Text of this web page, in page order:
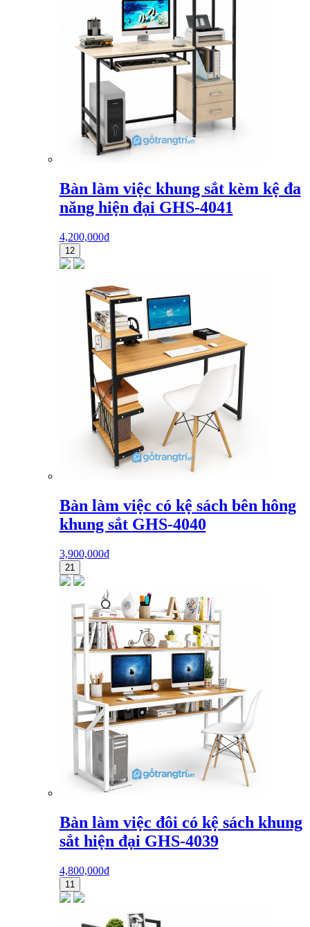
Bàn làm việc khung sắt kèm kệ đa
năng hiện đại GHS-4041
4,200,000₫
12
Bàn làm việc có kệ sách bên hông
khung sắt GHS-4040
3,900,000₫
21
Bàn làm việc đôi có kệ sách khung
sắt hiện đại GHS-4039
4,800,000₫
11